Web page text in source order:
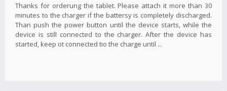
Thanks for orderung the tablet. Please attach it more than 30
minutes to the charger if the battersy is completely discharged.
Than push the power button until the device starts, while the
device is still connected to the charger. After the device has
started, keep ot connected tio the charge until ...